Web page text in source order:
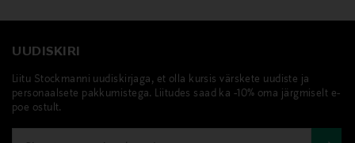
UUDISKIRI
Liitu Stockmanni uudiskirjaga, et olla kursis värskete uudiste ja
personaalsete pakkumistega. Liitudes saad ka -10% oma järgmiselt e-
poe ostult.